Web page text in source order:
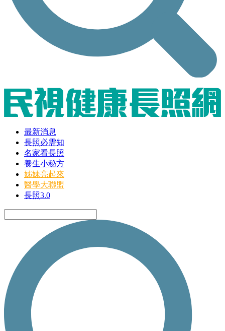
最新消息
長照必需知
名家看長照
養生小秘方
姊妹亮起來
醫學大聯盟
長照3.0